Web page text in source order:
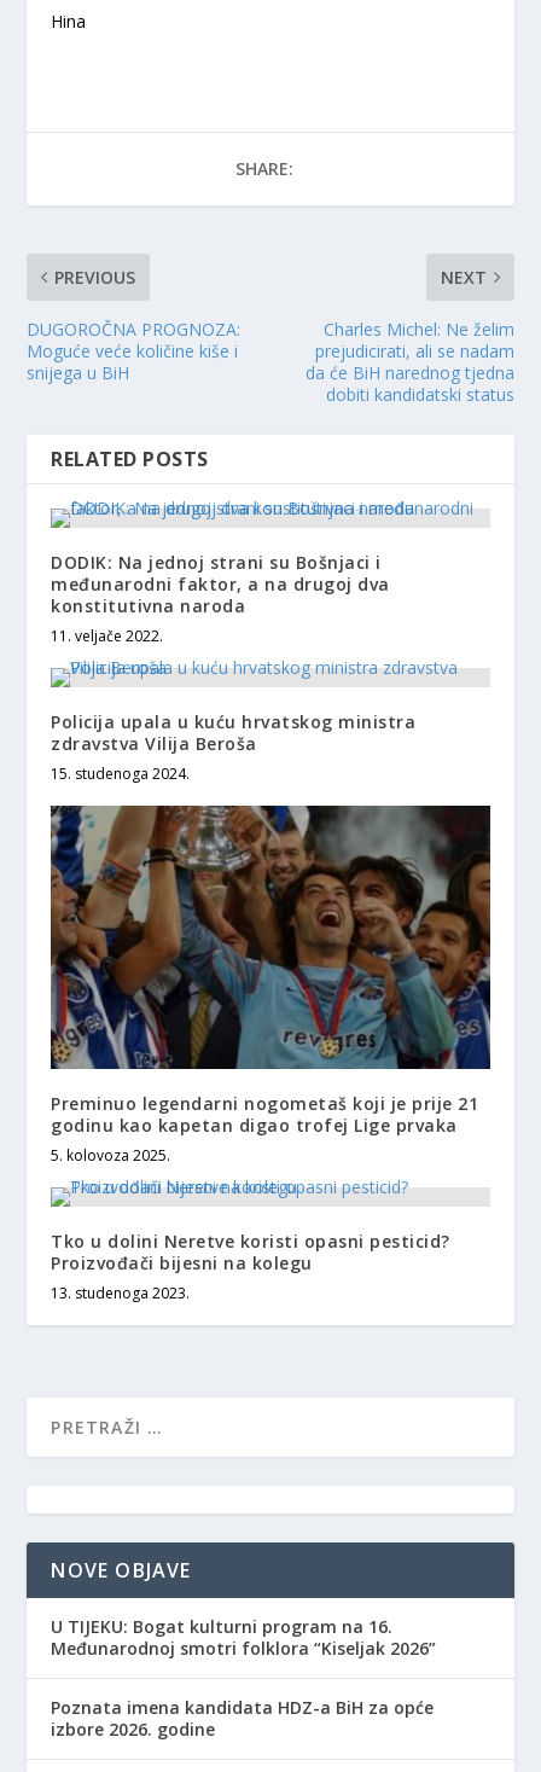
Hina
SHARE:
PREVIOUS
DUGOROČNA PROGNOZA:
Moguće veće količine kiše i
snijega u BiH
NEXT
Charles Michel: Ne želim
prejudicirati, ali se nadam
da će BiH narednog tjedna
dobiti kandidatski status
RELATED POSTS
DODIK: Na jednoj strani su Bošnjaci i
međunarodni faktor, a na drugoj dva
konstitutivna naroda
11. veljače 2022.
Policija upala u kuću hrvatskog ministra
zdravstva Vilija Beroša
15. studenoga 2024.
Preminuo legendarni nogometaš koji je prije 21
godinu kao kapetan digao trofej Lige prvaka
5. kolovoza 2025.
Tko u dolini Neretve koristi opasni pesticid?
Proizvođači bijesni na kolegu
13. studenoga 2023.
NOVE OBJAVE
​U TIJEKU: Bogat kulturni program na 16.
Međunarodnoj smotri folklora “Kiseljak 2026”
Poznata imena kandidata HDZ-a BiH za opće
izbore 2026. godine